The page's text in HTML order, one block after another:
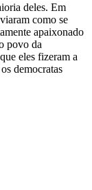
deles. Em
como se
apaixonado
povo da
eles fizeram a
democratas